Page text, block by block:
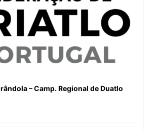
– Camp. Regional de Duatlo